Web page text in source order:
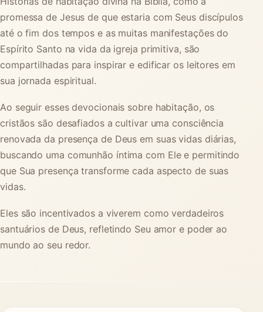
promessa de Jesus de que estaria com Seus discípulos
até o fim dos tempos e as muitas manifestações do
Espírito Santo na vida da igreja primitiva, são
compartilhadas para inspirar e edificar os leitores em
sua jornada espiritual.
Ao seguir esses devocionais sobre habitação, os
cristãos são desafiados a cultivar uma consciência
renovada da presença de Deus em suas vidas diárias,
buscando uma comunhão íntima com Ele e permitindo
que Sua presença transforme cada aspecto de suas
vidas.
Eles são incentivados a viverem como verdadeiros
santuários de Deus, refletindo Seu amor e poder ao
mundo ao seu redor.